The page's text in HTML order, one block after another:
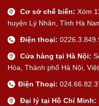
Cơ sở chế biến: Xóm
huyện Lý Nhân, Tỉnh Hà
Điện thoại:
Cửa hàng tại Hà Nội:
Hòa, Thành phố Hà Nội,
Điện Thoại:
Đại lý tại Hồ Chí Minh: